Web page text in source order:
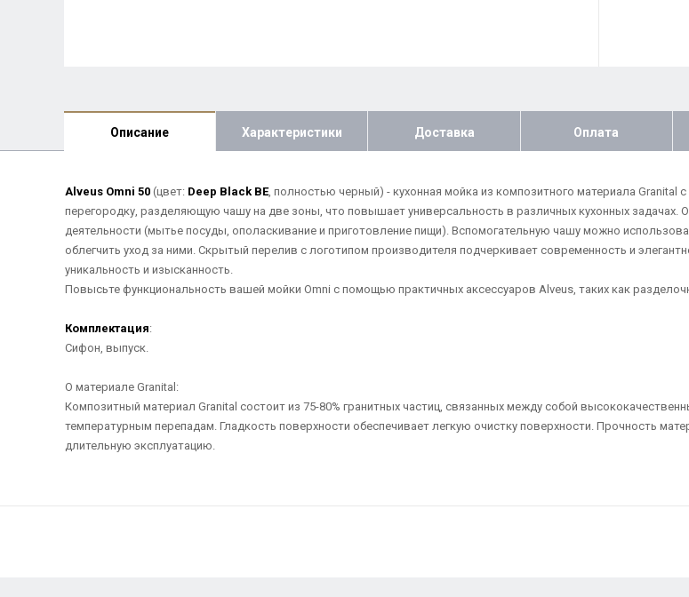
Описание Характеристики Доставка Оплата
Alveus Omni 50(цвет: Deep Black BE, полностью черный) - кухонная мойка из композитного материала
перегородку, разделяющую чашу на две зоны, что повышает универсальность в различных кухонных задачах.
деятельности (мытье посуды, ополаскивание и приготовление пищи). Вспомогательную чашу можно
облегчить уход за ними. Скрытый перелив с логотипом производителя подчеркивает современность и
уникальность и изысканность.
Повысьте функциональность вашей мойки Omni с помощью практичных аксессуаров Alveus, таких как
Комплектация:
Сифон, выпуск.
О материале Granital:
Композитный материал Granital состоит из 75-80% гранитных частиц, связанных между собой
температурным перепадам. Гладкость поверхности обеспечивает легкую очистку поверхности. Прочность
длительную эксплуатацию.